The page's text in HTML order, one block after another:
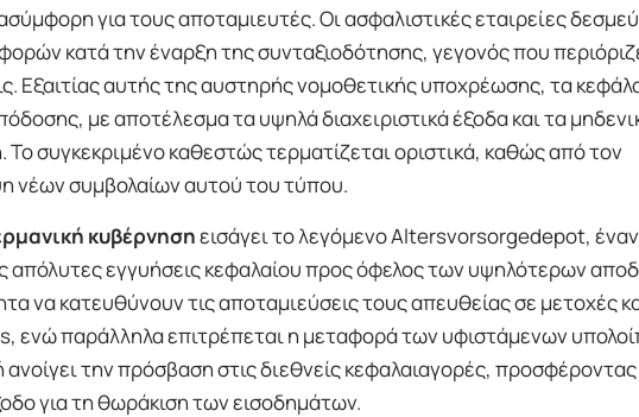
για τους αποταμιευτές. Οι ασφαλιστικές εταιρείες
κατά την έναρξη της συνταξιοδότησης, γεγονός που
Εξαιτίας αυτής της αυστηρής νομοθετικής υποχρέωσης, τα
με αποτέλεσμα τα υψηλά διαχειριστικά έξοδα και τα
Το συγκεκριμένο καθεστώς τερματίζεται οριστικά, καθώς από τον
νέων συμβολαίων αυτού του τύπου.
κυβέρνησηεισάγει το λεγόμενο Altersvorsorgedepot, έναν
απόλυτες εγγυήσεις κεφαλαίου προς όφελος των υψηλότερων
να κατευθύνουν τις αποταμιεύσεις τους απευθείας σε μετοχές
ενώ παράλληλα επιτρέπεται η μεταφορά των υφιστάμενων
την πρόσβαση στις διεθνείς κεφαλαιαγορές, προσφέροντας
για τη θωράκιση των εισοδημάτων.